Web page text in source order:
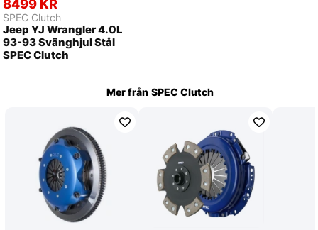
8499 KR
SPEC Clutch
Jeep YJ Wrangler 4.0L
93-93 Svänghjul Stål
SPEC Clutch
Mer från SPEC Clutch